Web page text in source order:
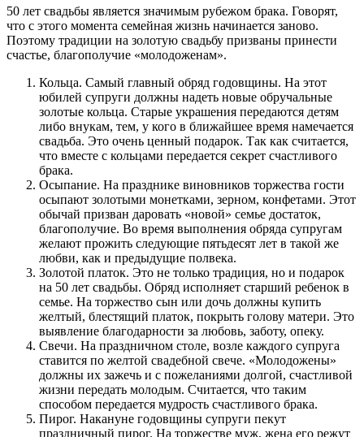
50 лет свадьбы является значимым рубежом брака. Говорят,
что с этого момента семейная жизнь начинается заново.
Поэтому традиции на золотую свадьбу призваны принести
счастье, благополучие «молодоженам».
Кольца. Самый главный обряд годовщины. На этот
юбилей супруги должны надеть новые обручальные
золотые кольца. Старые украшения передаются детям
либо внукам, тем, у кого в ближайшее время намечается
свадьба. Это очень ценный подарок. Так как считается,
что вместе с кольцами передается секрет счастливого
брака.
Осыпание. На празднике виновников торжества гости
осыпают золотыми монетками, зерном, конфетами. Этот
обычай призван даровать «новой» семье достаток,
благополучие. Во время выполнения обряда супругам
желают прожить следующие пятьдесят лет в такой же
любви, как и предыдущие полвека.
Золотой платок. Это не только традиция, но и подарок
на 50 лет свадьбы. Обряд исполняет старший ребенок в
семье. На торжество сын или дочь должны купить
желтый, блестящий платок, покрыть голову матери. Это
выявление благодарности за любовь, заботу, опеку.
Свечи. На праздничном столе, возле каждого супруга
ставится по желтой свадебной свече. «Молодожены»
должны их зажечь и с пожеланиями долгой, счастливой
жизни передать молодым. Считается, что таким
способом передается мудрость счастливого брака.
Пирог. Накануне годовщины супруги пекут
праздничный пирог. На торжестве муж, жена его режут